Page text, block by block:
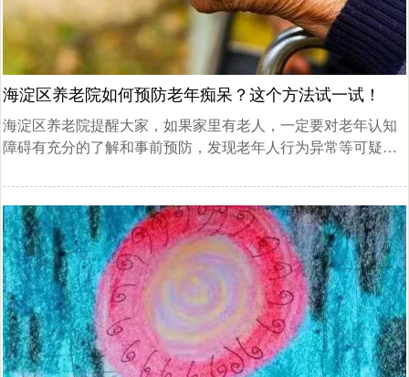
海淀区养老院如何预防老年痴呆？这个方法试一试！
海淀区养老院提醒大家，如果家里有老人，一定要对老年认知
障碍有充分的了解和事前预防，发现老年人行为异常等可疑症